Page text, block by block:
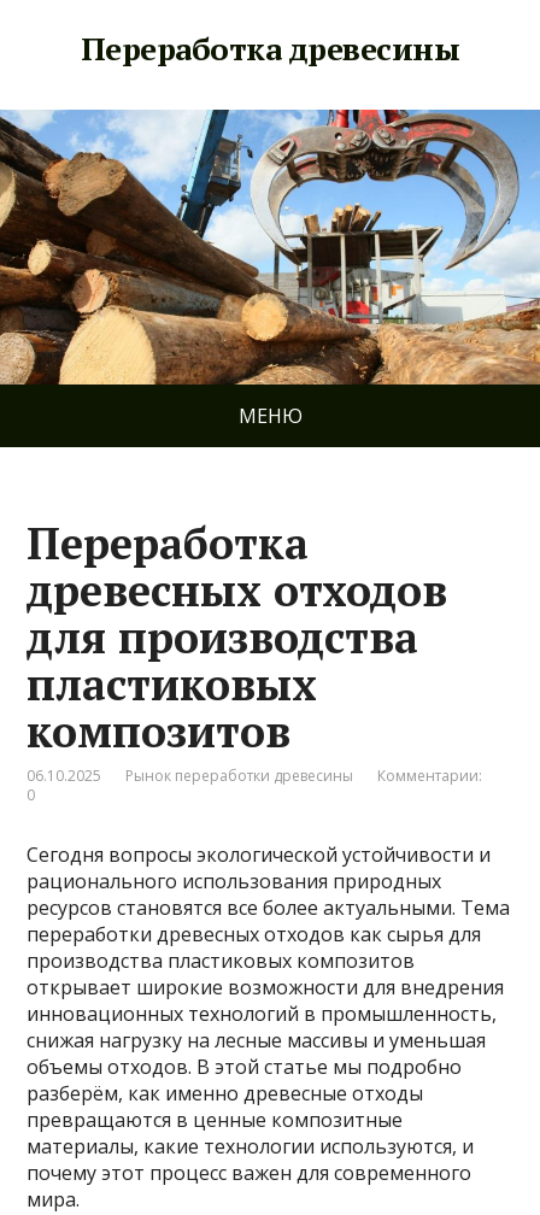
Переработка древесины
МЕНЮ
Переработка
древесных отходов
для производства
пластиковых
композитов
06.10.2025 Рынок переработки древесины
Комментарии:
0
Сегодня вопросы экологической устойчивости и
рационального использования природных
ресурсов становятся все более актуальными. Тема
переработки древесных отходов как сырья для
производства пластиковых композитов
открывает широкие возможности для внедрения
инновационных технологий в промышленность,
снижая нагрузку на лесные массивы и уменьшая
объемы отходов. В этой статье мы подробно
разберём, как именно древесные отходы
превращаются в ценные композитные
материалы, какие технологии используются, и
почему этот процесс важен для современного
мира.